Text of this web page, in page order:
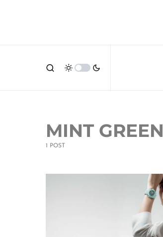
MINT GREEN
1 POST